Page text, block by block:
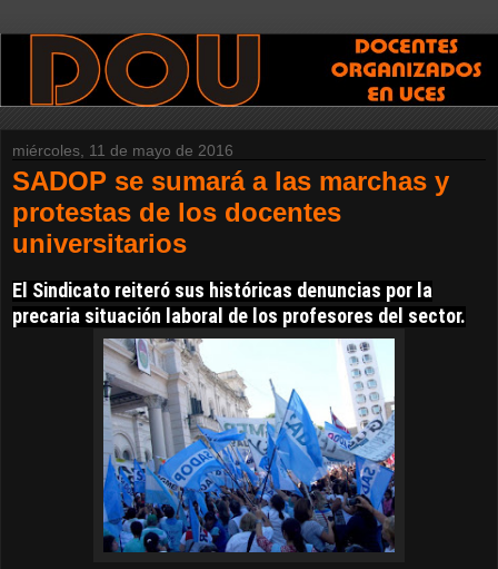
miércoles, 11 de mayo de 2016
SADOP se sumará a las marchas y
protestas de los docentes
universitarios
El Sindicato reiteró sus históricas denuncias por la
precaria situación laboral de los profesores del sector.